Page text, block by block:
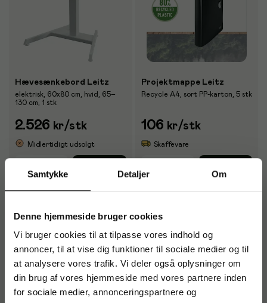
Samtykke Detaljer Om
Denne hjemmeside bruger cookies
Vi bruger cookies til at tilpasse vores indhold og
annoncer, til at vise dig funktioner til sociale medier og til
at analysere vores trafik. Vi deler også oplysninger om
din brug af vores hjemmeside med vores partnere inden
for sociale medier, annonceringspartnere og
Hævesænkebord Leitz
elektrisk, 60x80 cm, hvid, 65–
130 cm, 1 stk
2.526 kr/stk
Midlertidigt udsolgt
Projektmappe Leitz
Recycle A4, sort PP-karton, 5 stk
106 kr/stk
Skaffevare